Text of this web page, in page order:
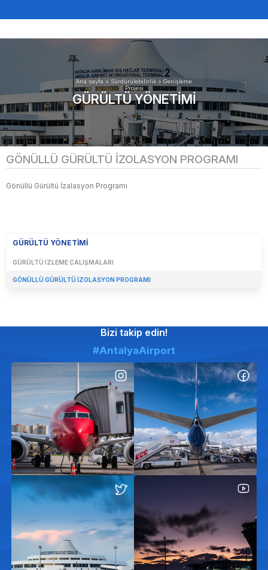
Ana sayfa > Sürdürülebilirlik > Genişleme
Projesi
GÜRÜLTÜ YÖNETIMI
GÖNÜLLÜ GÜRÜLTÜ İZOLASYON PROGRAMI
Gönüllü Gürültü İzalasyon Programı
GÜRÜLTÜ YÖNETIMI
GÜRÜLTÜ İZLEME ÇALIŞMALARI
GÖNÜLLÜ GÜRÜLTÜ İZOLASYON PROGRAMI
Bizi takip edin!
#AntalyaAirport